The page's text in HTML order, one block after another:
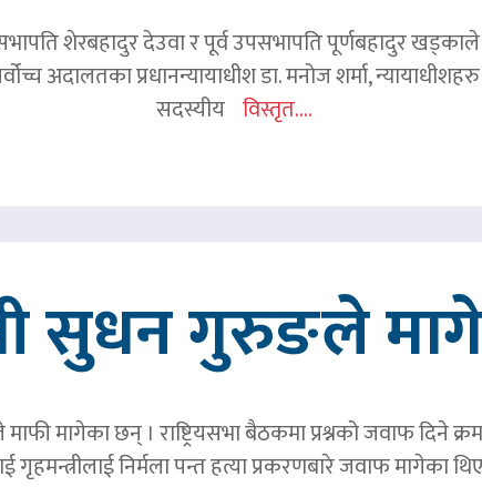
शेरबहादुर देउवा र पूर्व उपसभापति पूर्णबहादुर
अदालतका प्रधानन्यायाधीश डा. मनोज शर्मा,
सदस्यीय विस्तृत....
सुधन गुरुङले
मागेका छन् । राष्ट्रियसभा बैठकमा प्रश्नको जवाफ दिने
निर्मला पन्त हत्या प्रकरणबारे जवाफ मागेका